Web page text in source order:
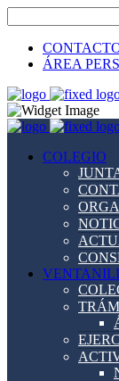
ÁREA
COLEGIO